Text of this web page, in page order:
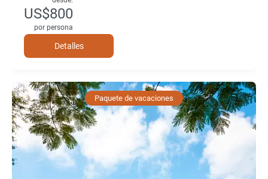
US$800
por persona
Detalles
Paquete de vacaciones